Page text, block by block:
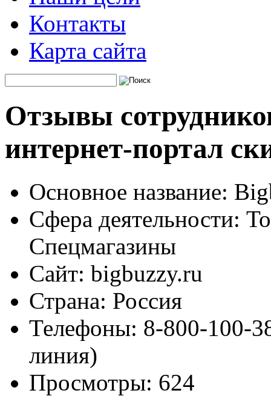
Контакты
Карта сайта
Отзывы
интернет-портал
Основное название:
Сфера деятельности:
Спецмагазины
Сайт: bigbuzzy.ru
Страна: Россия
Телефоны: 8-800-100-
линия)
Просмотры: 624